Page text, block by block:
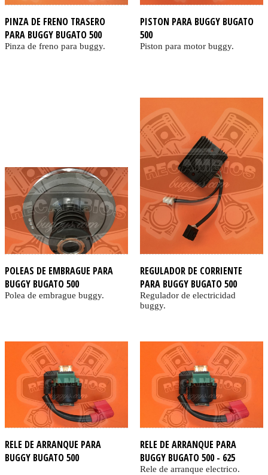
PINZA DE FRENO TRASERO
PARA BUGGY BUGATO 500
Pinza de freno para buggy.
PISTON PARA BUGGY BUGATO
500
Piston para motor buggy.
POLEAS DE EMBRAGUE PARA
BUGGY BUGATO 500
Polea de embrague buggy.
REGULADOR DE CORRIENTE
PARA BUGGY BUGATO 500
Regulador de electricidad
buggy.
RELE DE ARRANQUE PARA
BUGGY BUGATO 500
RELE DE ARRANQUE PARA
BUGGY BUGATO 500 - 625
Rele de arranque electrico.